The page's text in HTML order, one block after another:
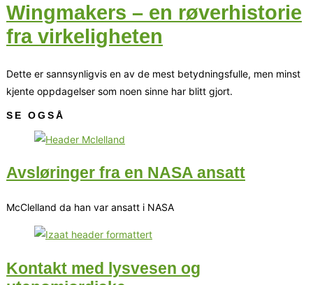
Wingmakers – en røverhistorie
fra virkeligheten
Dette er sannsynligvis en av de mest betydningsfulle, men minst
kjente oppdagelser som noen sinne har blitt gjort.
SE OGSÅ
Avsløringer fra en NASA ansatt
McClelland da han var ansatt i NASA
Kontakt med lysvesen og